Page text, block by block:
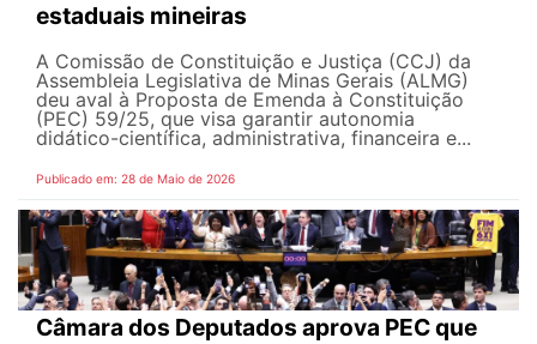
estaduais mineiras
A Comissão de Constituição e Justiça (CCJ) da
Assembleia Legislativa de Minas Gerais (ALMG)
deu aval à Proposta de Emenda à Constituição
(PEC) 59/25, que visa garantir autonomia
didático-científica, administrativa, financeira e...
Publicado em: 28 de Maio de 2026
Câmara dos Deputados aprova PEC que